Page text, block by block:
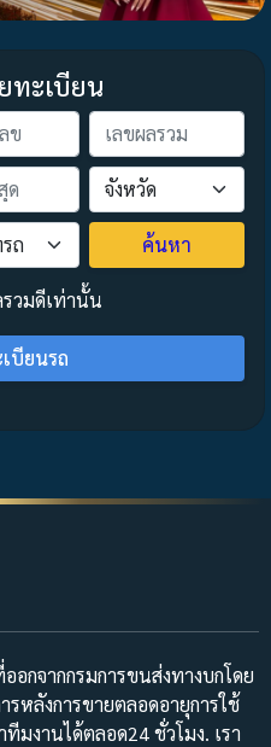
ทะเบียน
ค้นหา
วมดีเท่านั้น
บียนรถ
กจากกรมการขนส่งทางบกโดย
หลังการขายตลอดอายุการใช้
มงานได้ตลอด24 ชั่วโมง. เรา